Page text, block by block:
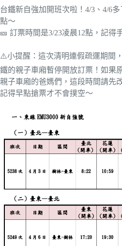
台鐵新自強加開班次啦！4/3、4/6
點～
🎫 訂票時間是3/23凌晨12點，記得
⚠️小提醒：這次清明連假疏運期間
鐵的親子車廂暫停開放訂票！如果
親子車廂的爸媽們，這段時間請先
記得早點搶票才不會撲空～